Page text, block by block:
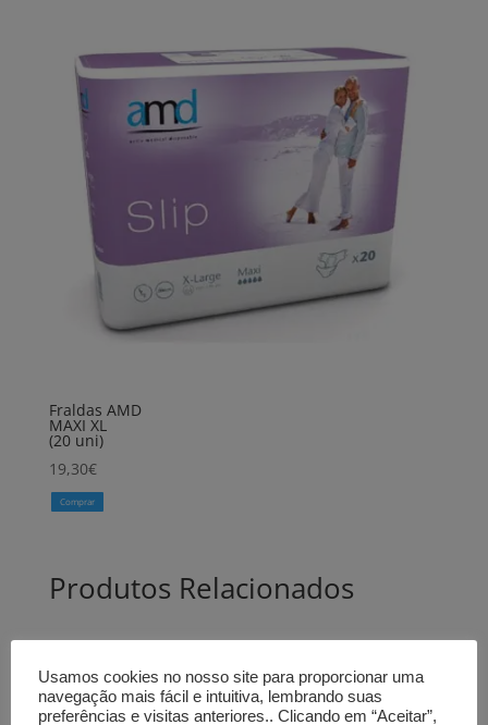
Fraldas AMD
MAXI XL
(20 uni)
19,30€
Comprar
Produtos Relacionados
Usamos cookies no nosso site para proporcionar uma
navegação mais fácil e intuitiva, lembrando suas
preferências e visitas anteriores.. Clicando em “Aceitar”,